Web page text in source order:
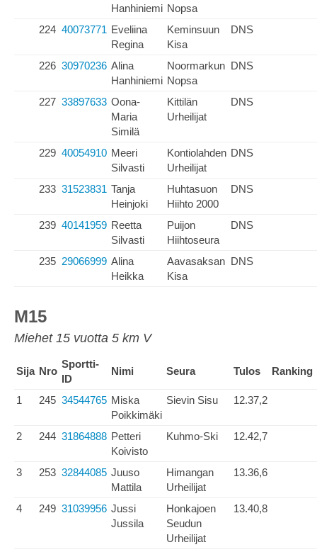
Hanhiniemi Nopsa
224 40073771 Eveliina
Regina
Keminsuun
Kisa
DNS
226 30970236 Alina
Hanhiniemi
Noormarkun
Nopsa
DNS
227 33897633 Oona-
Maria
Similä
Kittilän
Urheilijat
DNS
229 40054910 Meeri
Silvasti
Kontiolahden
Urheilijat
DNS
233 31523831 Tanja
Heinjoki
Huhtasuon
Hiihto 2000
DNS
239 40141959 Reetta
Silvasti
Puijon
Hiihtoseura
DNS
235 29066999 Alina
Heikka
Aavasaksan
Kisa
DNS
M15
Miehet 15 vuotta 5 km V
Sija Nro
Sportti-
ID
Nimi Seura Tulos Ranking
1 245 34544765 Miska
Poikkimäki
Sievin Sisu 12.37,2
2 244 31864888 Petteri
Koivisto
Kuhmo-Ski 12.42,7
3 253 32844085 Juuso
Mattila
Himangan
Urheilijat
13.36,6
4 249 31039956 Jussi
Jussila
Honkajoen
Seudun
Urheilijat
13.40,8